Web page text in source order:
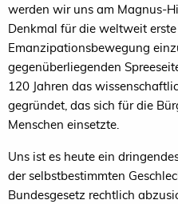
werden wir uns am Magnus-
Denkmal für die weltweit
Emanzipationsbewegung
gegenüberliegenden
120 Jahren das
gegründet, das sich für die
Menschen einsetzte.
Uns ist es heute ein
der selbstbestimmten
Bundesgesetz rechtlich